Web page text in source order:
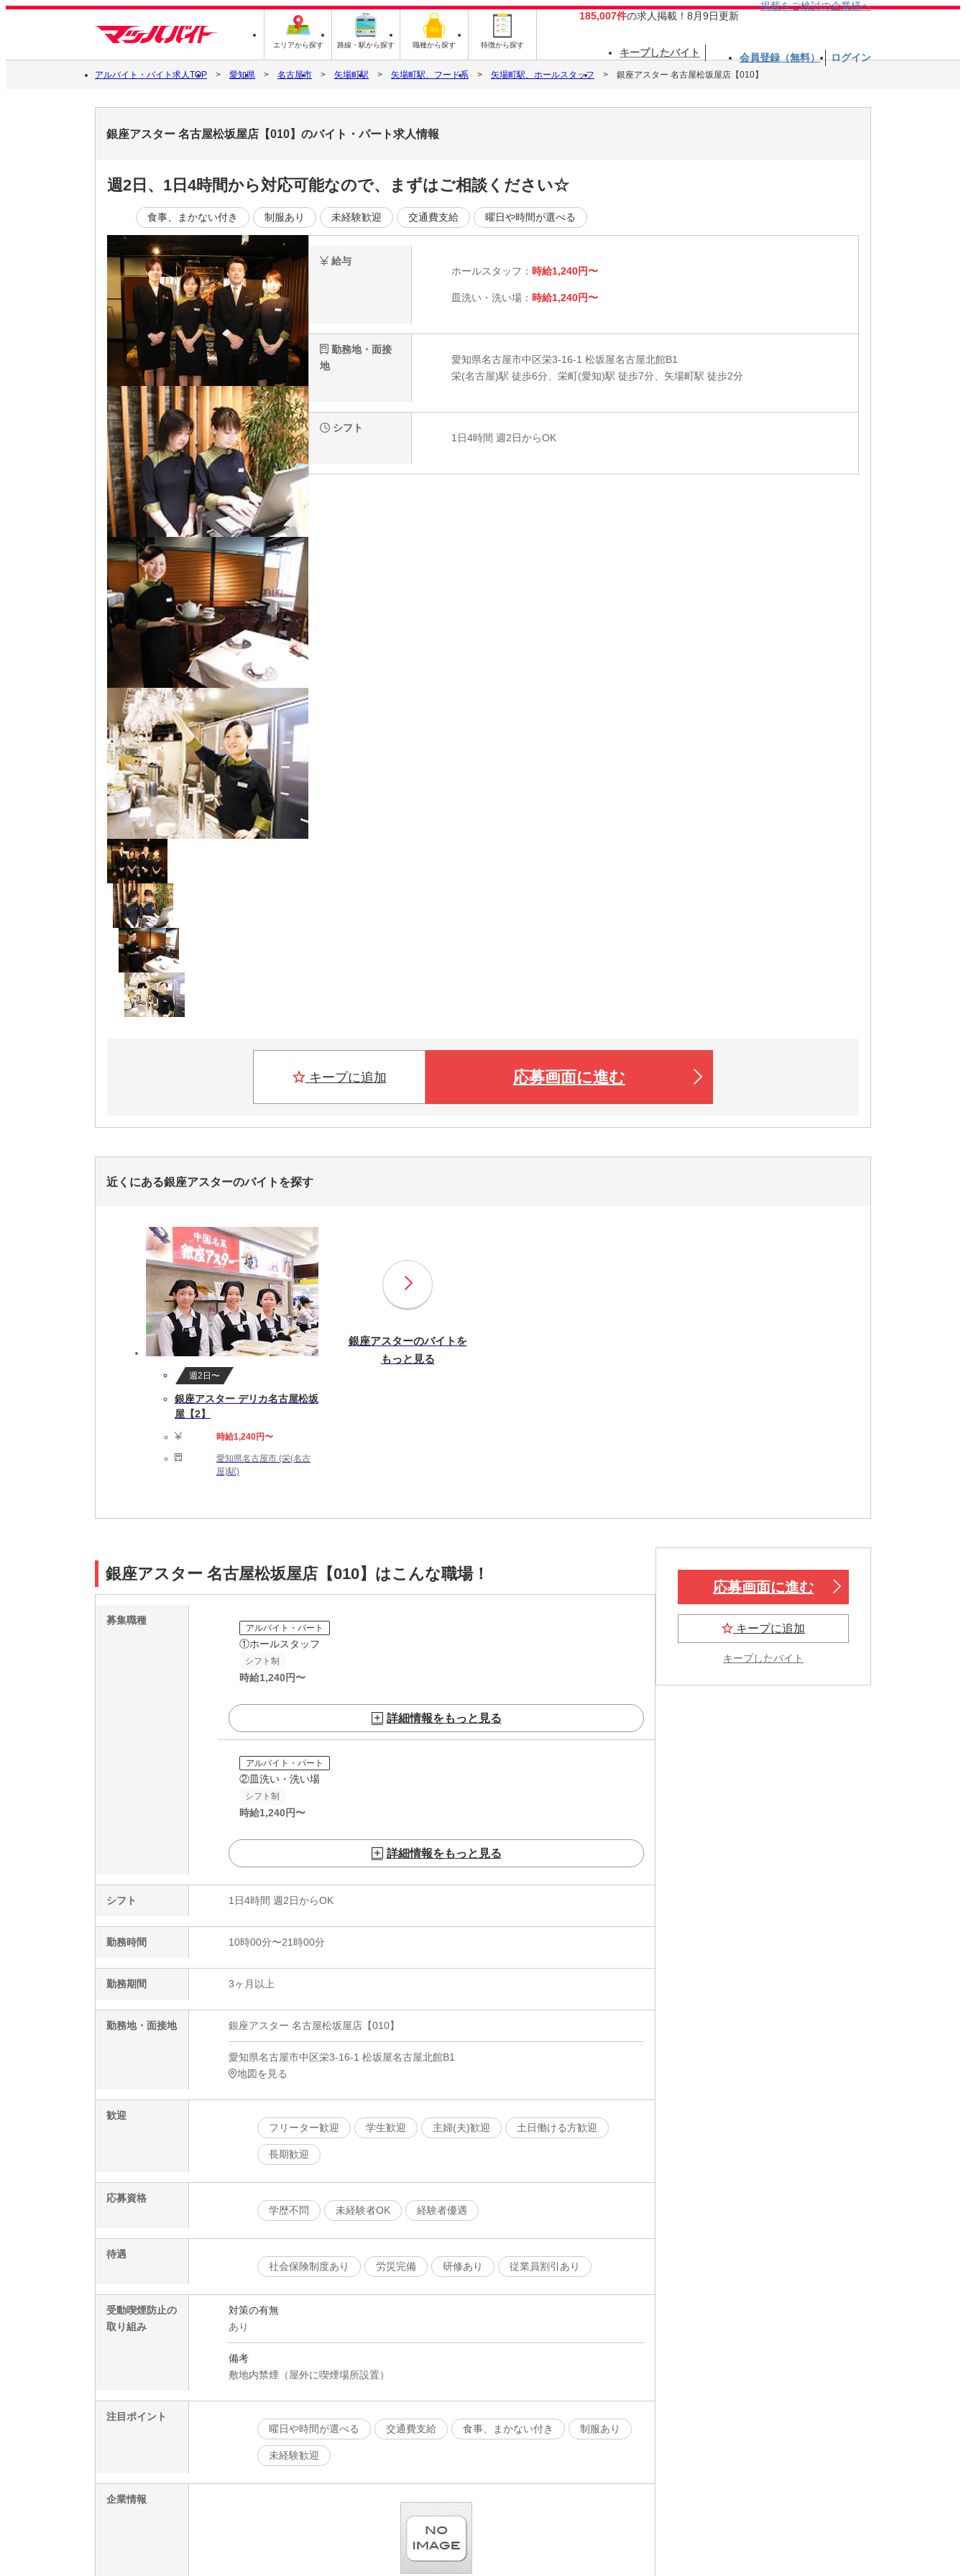
エリアから探す 路線・駅から探す 職種から探す 特徴から探す
185,007件の求人掲載！8月9日更新
掲載をご検討の企業様へ
キープしたバイト 会員登録（無料） ログイン
アルバイト・バイト求人TOP 愛知県 名古屋市 矢場町駅 矢場町駅、フード系 矢場町駅、ホールスタッフ 銀座アスター 名古屋松坂屋店【010】
銀座アスター 名古屋松坂屋店【010】のバイト・パート求人情報
週2日、1日4時間から対応可能なので、まずはご相談ください☆
食事、まかない付き 制服あり 未経験歓迎 交通費支給 曜日や時間が選べる
給与
ホールスタッフ： 時給1,240円〜
皿洗い・洗い場： 時給1,240円〜
勤務地・面接
地
愛知県名古屋市中区栄3-16-1 松坂屋名古屋北館B1
栄(名古屋)駅 徒歩6分、栄町(愛知)駅 徒歩7分、矢場町駅 徒歩2分
シフト
1日4時間 週2日からOK
キープに追加 応募画面に進む
近くにある銀座アスターのバイトを探す
週2日〜
銀座アスター デリカ名古屋松坂
屋【2】
時給1,240円〜
愛知県名古屋市 (栄(名古
屋)駅)
銀座アスターのバイトを
もっと見る
銀座アスター 名古屋松坂屋店【010】はこんな職場！
募集職種
アルバイト・パート
①ホールスタッフ
シフト制
時給1,240円〜
詳細情報をもっと見る
アルバイト・パート
②皿洗い・洗い場
シフト制
時給1,240円〜
詳細情報をもっと見る
シフト 1日4時間 週2日からOK
勤務時間 10時00分〜21時00分
勤務期間 3ヶ月以上
勤務地・面接地 銀座アスター 名古屋松坂屋店【010】
愛知県名古屋市中区栄3-16-1 松坂屋名古屋北館B1
地図を見る
歓迎
フリーター歓迎
学生歓迎 主婦(夫)歓迎 土日働ける方歓迎
長期歓迎
応募資格
学歴不問
未経験者OK 経験者優遇
待遇
社会保険制度あり
労災完備 研修あり 従業員割引あり
受動喫煙防止の
取り組み
対策の有無
あり
備考
敷地内禁煙（屋外に喫煙場所設置）
注目ポイント
曜日や時間が選べる
交通費支給 食事、まかない付き 制服あり
未経験歓迎
企業情報
応募画面に進む
キープに追加
キープしたバイト